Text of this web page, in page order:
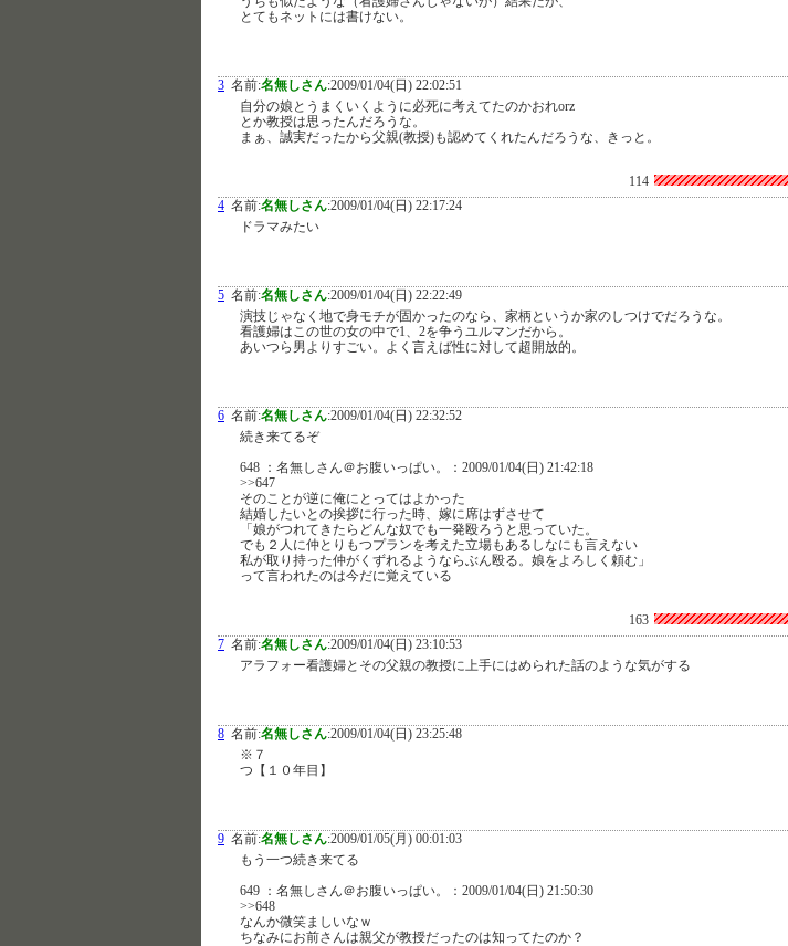
とてもネットには書けない。
3 名前:名無しさん:2009/01/04(日) 22:02:51
自分の娘とうまくいくように必死に考えてたのかおれorz
とか教授は思ったんだろうな。
まぁ、誠実だったから父親(教授)も認めてくれたんだろうな、きっと。
114
4 名前:名無しさん:2009/01/04(日) 22:17:24
ドラマみたい
5 名前:名無しさん:2009/01/04(日) 22:22:49
演技じゃなく地で身モチが固かったのなら、家柄というか家のしつけでだろうな。
看護婦はこの世の女の中で1、2を争うユルマンだから。
あいつら男よりすごい。よく言えば性に対して超開放的。
6 名前:名無しさん:2009/01/04(日) 22:32:52
続き来てるぞ
648 ：名無しさん＠お腹いっぱい。：2009/01/04(日) 21:42:18
>>647
そのことが逆に俺にとってはよかった
結婚したいとの挨拶に行った時、嫁に席はずさせて
「娘がつれてきたらどんな奴でも一発殴ろうと思っていた。
でも２人に仲とりもつプランを考えた立場もあるしなにも言えない
私が取り持った仲がくずれるようならぶん殴る。娘をよろしく頼む」
って言われたのは今だに覚えている
163
7 名前:名無しさん:2009/01/04(日) 23:10:53
アラフォー看護婦とその父親の教授に上手にはめられた話のような気がする
8 名前:名無しさん:2009/01/04(日) 23:25:48
※７
つ【１０年目】
9 名前:名無しさん:2009/01/05(月) 00:01:03
もう一つ続き来てる
649 ：名無しさん＠お腹いっぱい。：2009/01/04(日) 21:50:30
>>648
なんか微笑ましいなｗ
ちなみにお前さんは親父が教授だったのは知ってたのか？